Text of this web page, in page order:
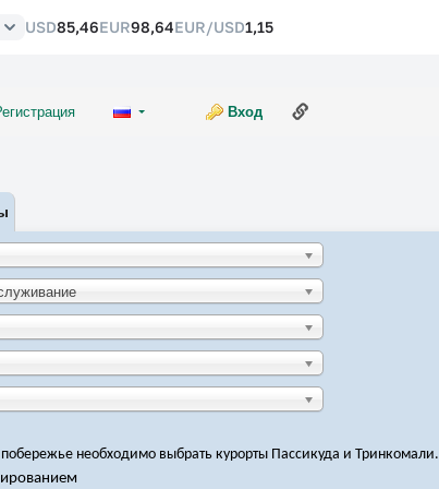
USD85,46EUR98,64EUR/USD1,15
Вход
необходимо выбрать курорты Пассикуда и Тринкомали.